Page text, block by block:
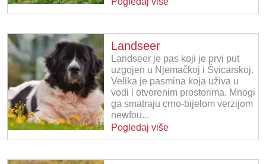
Landseer
Landseer je pas koji je prvi put
uzgojen u Njemačkoj i Švicarskoj.
Velika je pasmina koja uživa u
vodi i otvorenim prostorima. Mnogi
ga smatraju crno-bijelom verzijom
newfou...
Pogledaj više